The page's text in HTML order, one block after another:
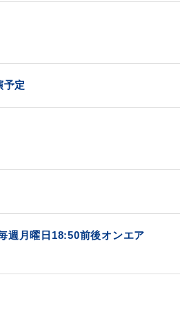
予定
週月曜日18:50前後オンエア